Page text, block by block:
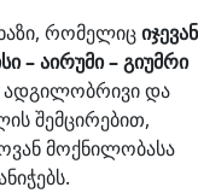
რომელიციჯევან
– აირუმი – გიუმრი
ადგილობრივი და
შემცირებით,
მოქნილობასა